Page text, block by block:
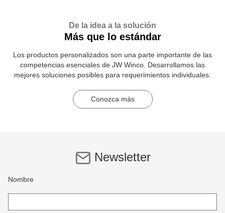
De la idea a la solución
Más que lo estándar
Los productos personalizados son una parte importante de las
competencias esenciales de JW Winco. Desarrollamos las
mejores soluciones posibles para requerimientos individuales.
Conozca más
Newsletter
Nombre